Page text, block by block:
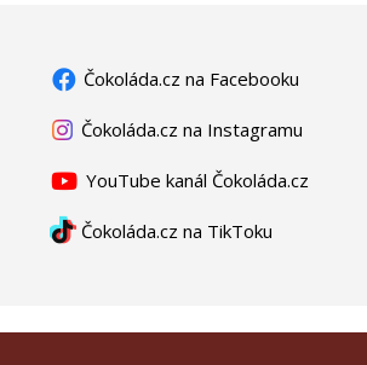
Čokoláda.cz na Facebooku
Čokoláda.cz na Instagramu
YouTube kanál Čokoláda.cz
Čokoláda.cz na TikToku